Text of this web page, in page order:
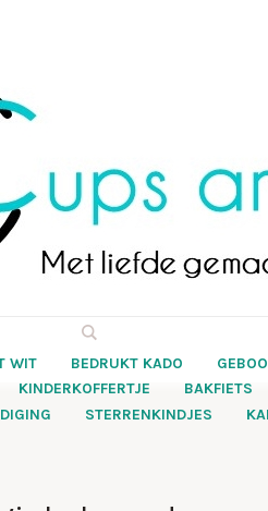
WIT BEDRUKT KADO
KINDERKOFFERTJE BAKFIETS
STERRENKINDJES